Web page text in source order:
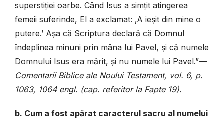
superstiției oarbe. Când Isus a simțit atingerea
femeii suferinde, El a exclamat: ‚A ieșit din mine o
putere.’ Așa că Scriptura declară că Domnul
îndeplinea minuni prin mâna lui Pavel, și că numele
Domnului Isus era mărit, și nu numele lui Pavel.”—
Comentarii Biblice ale Noului Testament, vol. 6, p.
1063, 1064 engl. (cap. referitor la Fapte 19).
b. Cum a fost apărat caracterul sacru al numelui